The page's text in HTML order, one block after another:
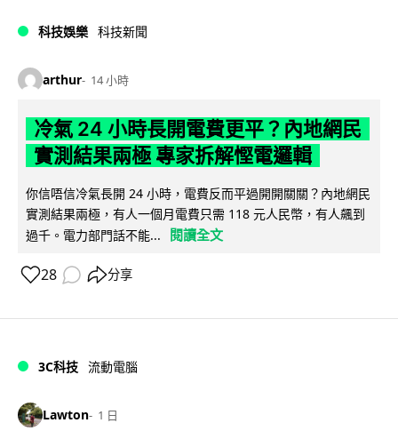
科技娛樂 科技新聞
arthur 14 小時
冷氣 24 小時長開電費更平？內地網民
實測結果兩極 專家拆解慳電邏輯
你信唔信冷氣長開 24 小時，電費反而平過開開關關？內地網民
實測結果兩極，有人一個月電費只需 118 元人民幣，有人飆到
過千。電力部門話不能...
閱讀全文
28 分享
3C科技 流動電腦
Lawton 1 日